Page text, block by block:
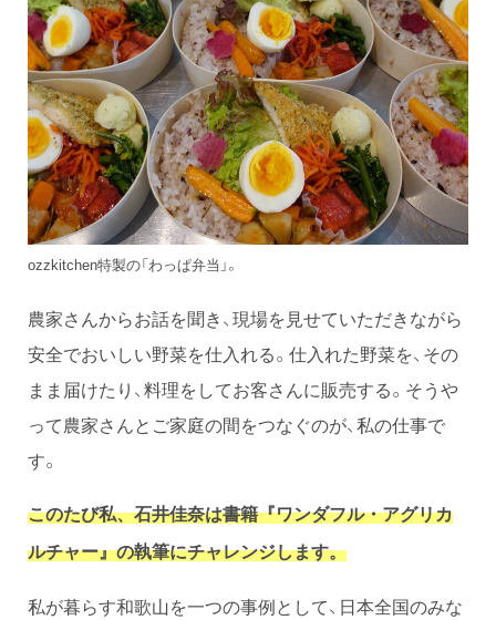
ozzkitchen特製の「わっぱ弁当」。
農家さんからお話を聞き、現場を見せていただきながら
安全でおいしい野菜を仕入れる。仕入れた野菜を、その
まま届けたり、料理をしてお客さんに販売する。そうや
って農家さんとご家庭の間をつなぐのが、私の仕事で
す。
このたび私、石井佳奈は書籍『ワンダフル・アグリカ
ルチャー』の執筆にチャレンジします。
私が暮らす和歌山を一つの事例として、日本全国のみな